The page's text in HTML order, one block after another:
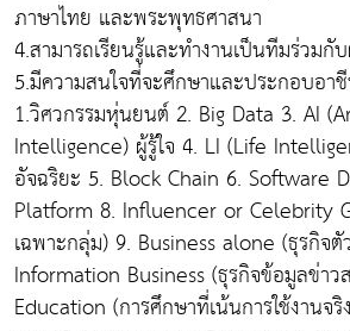
ภาษาไทย และพระพุทธศาสนา
4.สามารถเรียนรู้และทำงานเป็นทีมร่วมกั
5.มีความสนใจที่จะศึกษาและประกอบอา
1.วิศวกรรมหุ่นยนต์ 2. Big Data 3. AI
Intelligence) ผู้รู้ใจ 4. LI (Life
อัจฉริยะ 5. Block Chain 6. Software
Platform 8. Influencer or Celebrity
เฉพาะกลุ่ม) 9. Business alone (ธุรกิจตั
Information Business (ธุรกิจข้อมูลข่าว
Education (การศึกษาที่เน้นการใช้งานจ